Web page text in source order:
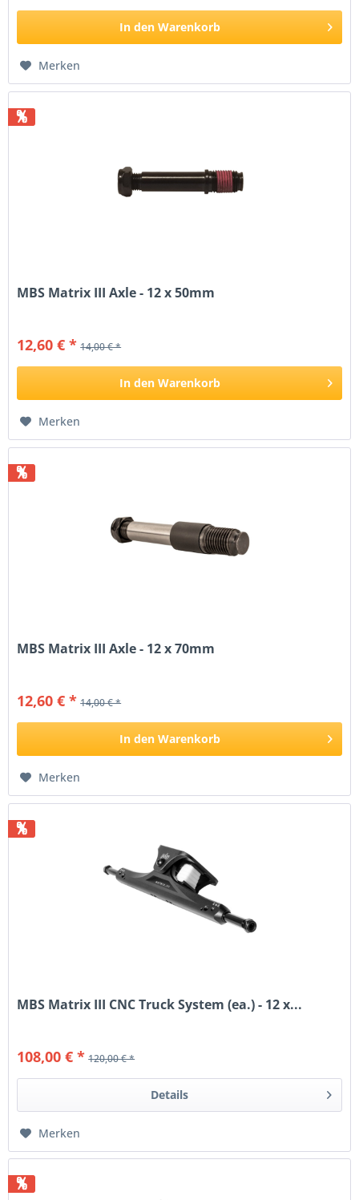
In den Warenkorb
Merken
%
MBS Matrix III Axle - 12 x 50mm
12,60 € * 14,00 € *
In den Warenkorb
Merken
%
MBS Matrix III Axle - 12 x 70mm
12,60 € * 14,00 € *
In den Warenkorb
Merken
%
MBS Matrix III CNC Truck System (ea.) - 12 x...
108,00 € * 120,00 € *
Details
Merken
%